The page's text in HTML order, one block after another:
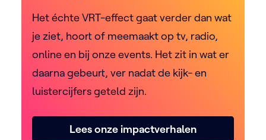
Het échte VRT-effect gaat verder dan wat
je ziet, hoort of meemaakt op tv, radio,
online en bij onze events. Het zit in wat er
daarna gebeurt, ver nadat de kijk- en
luistercijfers geteld zijn.
Lees onze impactverhalen